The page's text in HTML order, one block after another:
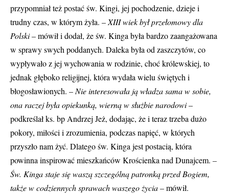
przypomniał też postać św. Kingi, jej pochodzenie, dzieje i
trudny czas, w którym żyła. – XIII wiek był przełomowy dla
Polski– mówił i dodał, że św. Kinga była bardzo zaangażowana
w sprawy swych poddanych. Daleka była od zaszczytów, co
wypływało z jej wychowania w rodzinie, choć królewskiej, to
jednak głęboko religijnej, która wydała wielu świętych i
błogosławionych. – Nie interesowała ją władza sama w sobie,
ona raczej była opiekunką, wierną w służbie narodowi–
podkreślał ks. bp Andrzej Jeż, dodając, że i teraz trzeba dużo
pokory, miłości i zrozumienia, podczas napięć, w których
przyszło nam żyć. Dlatego św. Kinga jest postacią, która
powinna inspirować mieszkańców Krościenka nad Dunajcem. –
Św. Kinga staje się waszą szczególną patronką przed Bogiem,
także w codziennych sprawach waszego życia– mówił.